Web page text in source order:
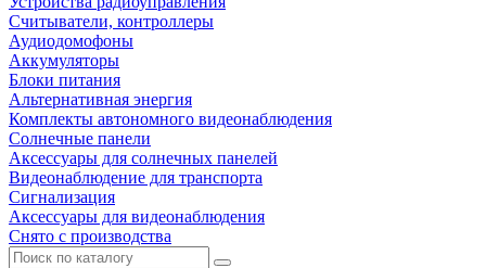
Считыватели, контроллеры
Аудиодомофоны
Аккумуляторы
Блоки питания
Альтернативная энергия
Комплекты автономного видеонаблюдения
Солнечные панели
Аксессуары для солнечных панелей
Видеонаблюдение для транспорта
Сигнализация
Аксессуары для видеонаблюдения
Снято с производства